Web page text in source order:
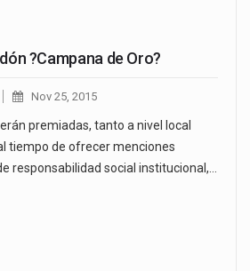
?Campana de Oro?
Nov 25, 2015
premiadas, tanto a nivel local
tiempo de ofrecer menciones
responsabilidad social institucional,…